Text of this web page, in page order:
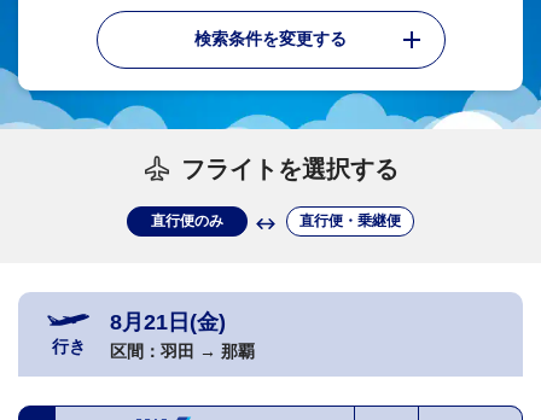
検索条件を変更する
フライトを選択する
直行便のみ 直行便・乗継便
行き
8月21日(金)
区間： 羽田 → 那覇